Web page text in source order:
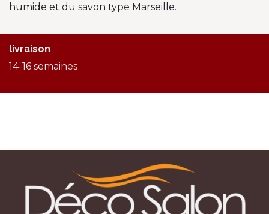
humide et du savon type Marseille.
livraison
14-16 semaines